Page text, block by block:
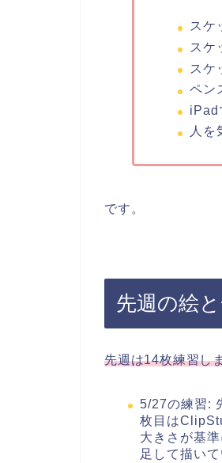
スケ
スケ
スケ
ペン
iPad
人を
です。
先週の絵
先週は14枚練習し
5/27の練習:
枚目は
大きさが基
足して描い